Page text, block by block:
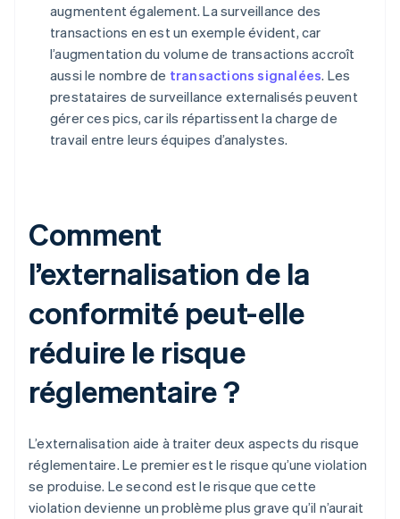
augmentent également. La surveillance des
transactions en est un exemple évident, car
l’augmentation du volume de transactions accroît
aussi le nombre de transactions signalées. Les
prestataires de surveillance externalisés peuvent
gérer ces pics, car ils répartissent la charge de
travail entre leurs équipes d’analystes.
Comment
l’externalisation de la
conformité peut-elle
réduire le risque
réglementaire ?
L’externalisation aide à traiter deux aspects du risque
réglementaire. Le premier est le risque qu’une violation
se produise. Le second est le risque que cette
violation devienne un problème plus grave qu’il n’aurait